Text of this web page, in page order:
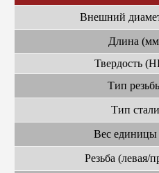
Внешний
Длина
Твердость
Тип
Тип стали
Вес единицы
Резьба (левая/